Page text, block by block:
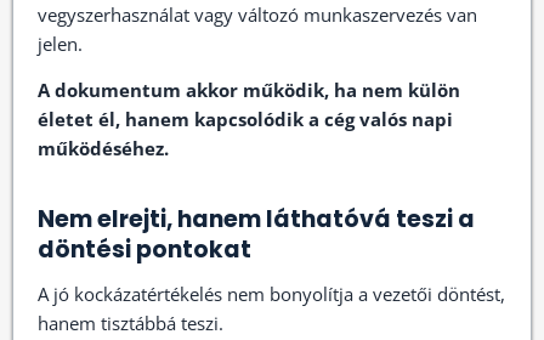
vegyszerhasználat vagy változó munkaszervezés van
jelen.
A dokumentum akkor működik, ha nem külön
életet él, hanem kapcsolódik a cég valós napi
működéséhez.
Nem elrejti, hanem láthatóvá teszi a
döntési pontokat
A jó kockázatértékelés nem bonyolítja a vezetői döntést,
hanem tisztábbá teszi.